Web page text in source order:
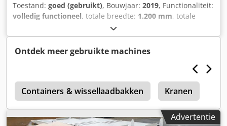
Toestand: goed (gebruikt), Bouwjaar: 2019, Functionaliteit:
volledig functioneel, totale breedte: 1.200 mm, totale
, totale hoogte:
220 kg, Düperthal kast voor gevaarlijke stoffen, type FWF
90 Chsdpszhrkhsfx Ahgea Wij bieden hier kasten voor
gevaarlijke stoffen aan, van het type FWF 90, voorzien van
afzuigsystemen. In totaal 2 stuks. Alle kasten zijn technisch
in goede staat.
Ontdek meer gebruikte machines
Containers & wissellaadbakken Kranen
Advertentie